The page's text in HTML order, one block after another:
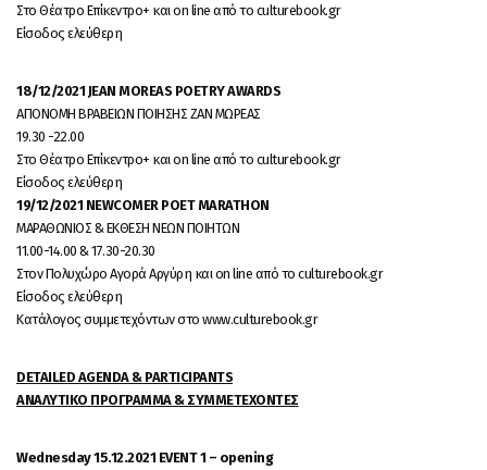
Στο Θέατρο Επίκεντρο+ και on line από το culturebook.gr
Είσοδος ελεύθερη
18/12/2021 JEAN MOREAS POETRY AWARDS
ΑΠΟΝΟΜΗ ΒΡΑΒΕΙΩΝ ΠΟΙΗΣΗΣ ΖΑΝ ΜΩΡΕΑΣ
19.30 -22.00
Στο Θέατρο Επίκεντρο+ και on line από το culturebook.gr
Είσοδος ελεύθερη
19/12/2021 NEWCOMER POET MARATHON
ΜΑΡΑΘΩΝΙΟΣ & ΕΚΘΕΣΗ ΝΕΩΝ ΠΟΙΗΤΩΝ
11.00-14.00 & 17.30-20.30
Στον Πολυχώρο Αγορά Αργύρη και on line από το culturebook.gr
Είσοδος ελεύθερη
Κατάλογος συμμετεχόντων στο www.culturebook.gr
DETAILED AGENDA & PARTICIPANTS
ΑΝΑΛΥΤΙΚΟ ΠΡΟΓΡΑΜΜΑ & ΣΥΜΜΕΤΕΧΟΝΤΕΣ
Wednesday 15.12.2021 EVENT 1 – opening